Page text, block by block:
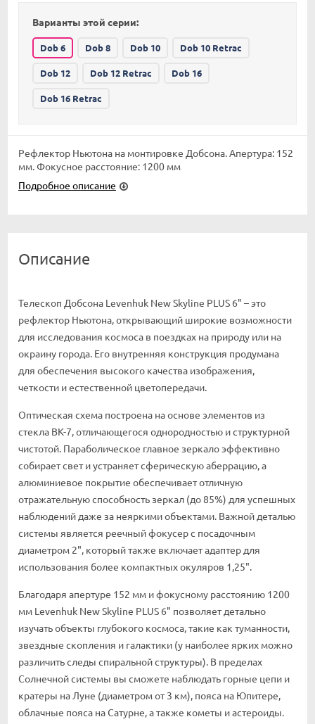
Варианты этой серии:
Dob 6 Dob 8 Dob 10 Dob 10 Retrac
Dob 12 Dob 12 Retrac Dob 16
Dob 16 Retrac
Рефлектор Ньютона на монтировке Добсона. Апертура: 152
мм. Фокусное расстояние: 1200 мм
Подробное описание
Описание
Телескоп Добсона Levenhuk New Skyline PLUS 6" – это
рефлектор Ньютона, открывающий широкие возможности
для исследования космоса в поездках на природу или на
окраину города. Его внутренняя конструкция продумана
для обеспечения высокого качества изображения,
четкости и естественной цветопередачи.
Оптическая схема построена на основе элементов из
стекла BK-7, отличающегося однородностью и структурной
чистотой. Параболическое главное зеркало эффективно
собирает свет и устраняет сферическую аберрацию, а
алюминиевое покрытие обеспечивает отличную
отражательную способность зеркал (до 85%) для успешных
наблюдений даже за неяркими объектами. Важной деталью
системы является реечный фокусер с посадочным
диаметром 2", который также включает адаптер для
использования более компактных окуляров 1,25".
Благодаря апертуре 152 мм и фокусному расстоянию 1200
мм Levenhuk New Skyline PLUS 6" позволяет детально
изучать объекты глубокого космоса, такие как туманности,
звездные скопления и галактики (у наиболее ярких можно
различить следы спиральной структуры). В пределах
Солнечной системы вы сможете наблюдать горные цепи и
кратеры на Луне (диаметром от 3 км), пояса на Юпитере,
облачные пояса на Сатурне, а также кометы и астероиды.